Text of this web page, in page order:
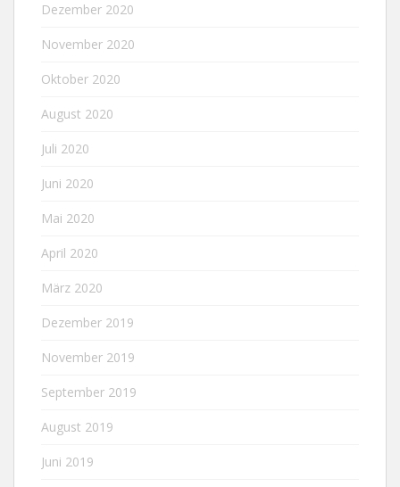
Dezember 2020
November 2020
Oktober 2020
August 2020
Juli 2020
Juni 2020
Mai 2020
April 2020
März 2020
Dezember 2019
November 2019
September 2019
August 2019
Juni 2019